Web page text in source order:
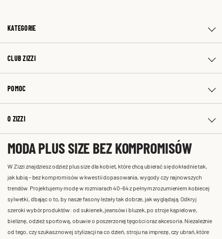
KATEGORIE
CLUB ZIZZI
POMOC
O ZIZZI
MODA PLUS SIZE BEZ KOMPROMISÓW
W Zizzi znajdziesz odzież plus size dla kobiet, które chcą ubierać się dokładnie tak,
jak lubią – bez kompromisów w kwestii dopasowania, wygody czy najnowszych
trendów. Projektujemy modę w rozmiarach 40-64 z pełnym zrozumieniem kobiecej
sylwetki, dbając o to, by nasze fasony leżały tak dobrze, jak wyglądają. Odkryj
szeroki wybór produktów: od sukienek, jeansów i bluzek, po stroje kąpielowe,
bieliznę, odzież sportową, obuwie o poszerzonej tęgości oraz akcesoria. Niezależnie
od tego, czy szukasz nowej stylizacji na co dzień, stroju na imprezę, czy ubrań, które